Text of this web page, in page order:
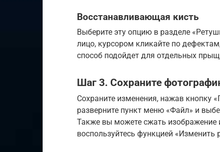
Восстанавливающая кисть
Выберите эту опцию в разделе
лицо, курсором кликайте по
способ подойдет для отдельных
Шаг 3. Сохраните
Сохраните изменения, нажав кнопку
разверните пункт меню «Файл» и
Также вы можете сжать изображение
воспользуйтесь функцией «Изменить